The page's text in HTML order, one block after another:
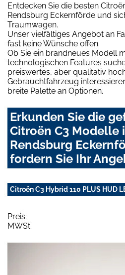
Entdecken Sie die besten
Rendsburg Eckernförde und
Traumwagen.
Unser vielfältiges Angebot an
fast keine Wünsche offen.
Ob Sie ein brandneues Modell
technologischen Features
preiswertes, aber qualitativ
Gebrauchtfahrzeug
breite Palette an Optionen.
Erkunden Sie die
Citroën C3 Modelle
Rendsburg
fordern Sie Ihr
Citroën C3 Hybrid 110 PLUS HUD
Preis:
MWSt: